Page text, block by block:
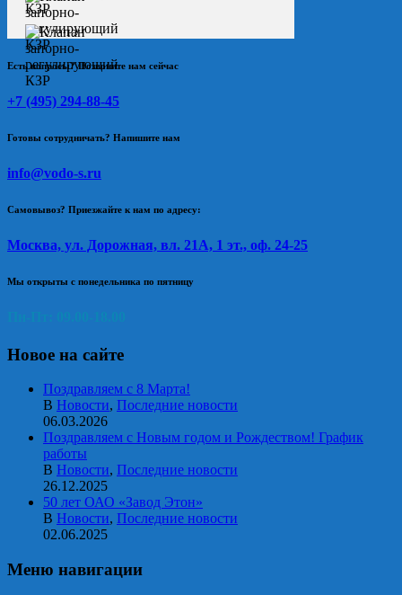
Есть вопросы? Позвоните нам сейчас
+7 (495) 294-88-45
Готовы сотрудничать? Напишите нам
info@vodo-s.ru
Самовывоз? Приезжайте к нам по адресу:
Москва, ул. Дорожная, вл. 21А, 1 эт., оф. 24-25
Мы открыты с понедельника по пятницу
Новое на сайте
Поздравляем с 8 Марта!
В Новости, Последние новости
06.03.2026
Поздравляем с Новым годом и Рождеством! График
работы
В Новости, Последние новости
26.12.2025
50 лет ОАО «Завод Этон»
В Новости, Последние новости
02.06.2025
Меню навигации